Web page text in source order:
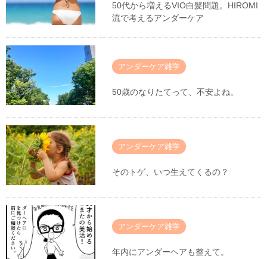
50代から増えるVIO白髪問題。HIROMI
流で考えるアンダーケア
アンダーケア雑学
50歳のなりたてって、不安よね。
アンダーケア雑学
そのトゲ、いつ生えてくるの？
アンダーケア雑学
年内にアンダーヘアも整えて。